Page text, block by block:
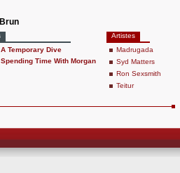
A Temporary Dive
Spending Time With Morgan
Artistes
Madrugada
Syd Matters
Ron Sexsmith
Teitur